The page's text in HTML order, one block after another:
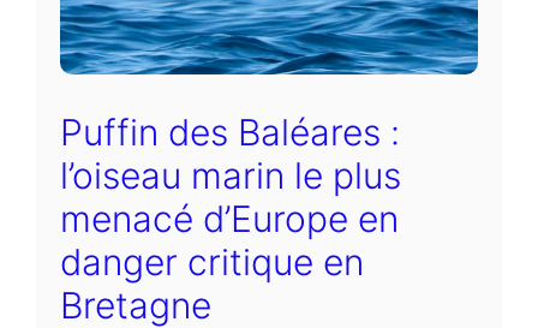
Puffin des Baléares :
l’oiseau marin le plus
menacé d’Europe en
danger critique en
Bretagne